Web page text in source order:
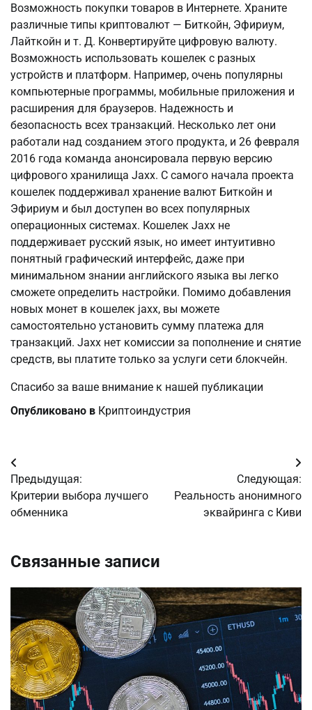
Возможность покупки товаров в Интернете. Храните
различные типы криптовалют — Биткойн, Эфириум,
Лайткойн и т. Д. Конвертируйте цифровую валюту.
Возможность использовать кошелек с разных
устройств и платформ. Например, очень популярны
компьютерные программы, мобильные приложения и
расширения для браузеров. Надежность и
безопасность всех транзакций. Несколько лет они
работали над созданием этого продукта, и 26 февраля
2016 года команда анонсировала первую версию
цифрового хранилища Jaxx. С самого начала проекта
кошелек поддерживал хранение валют Биткойн и
Эфириум и был доступен во всех популярных
операционных системах. Кошелек Jaxx не
поддерживает русский язык, но имеет интуитивно
понятный графический интерфейс, даже при
минимальном знании английского языка вы легко
сможете определить настройки. Помимо добавления
новых монет в кошелек jaxx, вы можете
самостоятельно установить сумму платежа для
транзакций. Jaxx нет комиссии за пополнение и снятие
средств, вы платите только за услуги сети блокчейн.
Спасибо за ваше внимание к нашей публикации
Опубликовано в Криптоиндустрия
Навигация
по
записям
Предыдущая:
Критерии выбора лучшего
обменника
Следующая:
Реальность анонимного
эквайринга с Киви
Связанные записи